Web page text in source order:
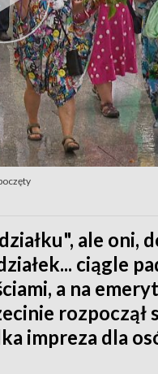
ale oni,
ciągle
a na
rozpoczął
impreza dla